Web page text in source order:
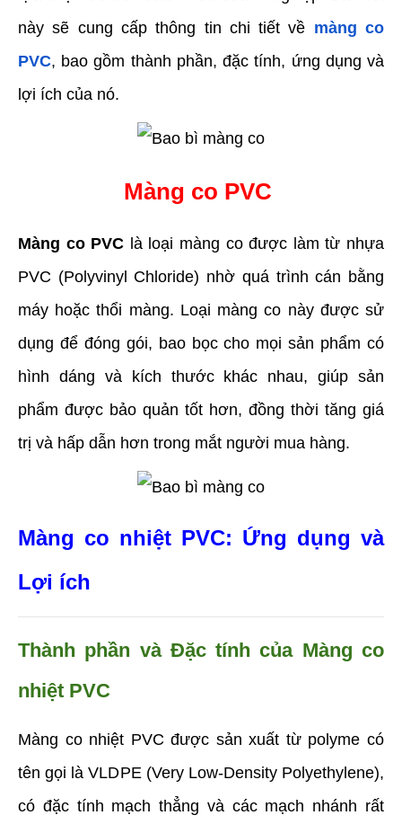
này sẽ cung cấp thông tin chi tiết về màng co
PVC, bao gồm thành phần, đặc tính, ứng dụng và
lợi ích của nó.
Màng co PVC
Màng co PVC là loại màng co được làm từ nhựa
PVC (Polyvinyl Chloride) nhờ quá trình cán bằng
máy hoặc thổi màng. Loại màng co này được sử
dụng để đóng gói, bao bọc cho mọi sản phẩm có
hình dáng và kích thước khác nhau, giúp sản
phẩm được bảo quản tốt hơn, đồng thời tăng giá
trị và hấp dẫn hơn trong mắt người mua hàng.
Màng co nhiệt PVC: Ứng dụng và
Lợi ích
Thành phần và Đặc tính của Màng co
nhiệt PVC
Màng co nhiệt PVC được sản xuất từ polyme có
tên gọi là VLDPE (Very Low-Density Polyethylene),
có đặc tính mạch thẳng và các mạch nhánh rất